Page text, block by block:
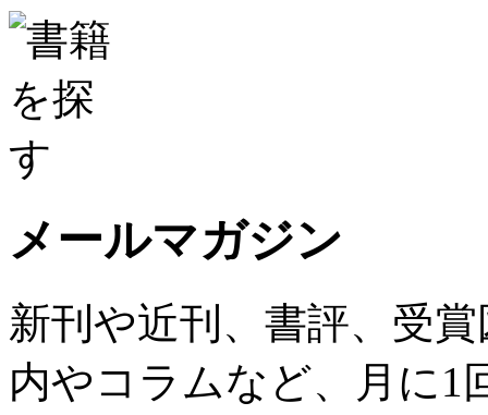
メールマガジン
新刊や近刊、書評、受
内やコラムなど、月に1